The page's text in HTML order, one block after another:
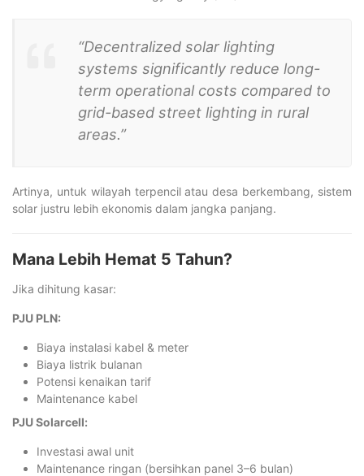
“Decentralized solar lighting
systems significantly reduce long-
term operational costs compared to
grid-based street lighting in rural
areas.”
Artinya, untuk wilayah terpencil atau desa berkembang, sistem
solar justru lebih ekonomis dalam jangka panjang.
Mana Lebih Hemat 5 Tahun?
Jika dihitung kasar:
PJU PLN:
Biaya instalasi kabel & meter
Biaya listrik bulanan
Potensi kenaikan tarif
Maintenance kabel
PJU Solarcell:
Investasi awal unit
Maintenance ringan (bersihkan panel 3–6 bulan)